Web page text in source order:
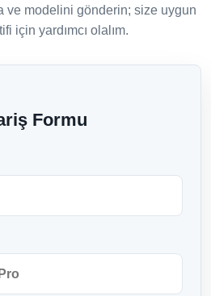
ve modelini gönderin; size uygun
için yardımcı olalım.
Formu